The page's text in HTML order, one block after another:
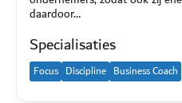
daardoor…
Specialisaties
Focus Discipline Business Coach